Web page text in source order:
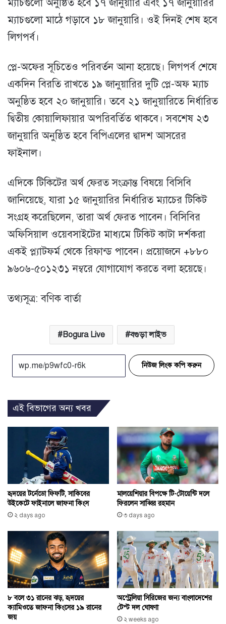
ম্যাচগুলো অনুষ্ঠিত হবে ১৭ জানুয়ারি এবং ১৭ জানুয়ারির
ম্যাচগুলো মাঠে গড়াবে ১৮ জানুয়ারি। ওই দিনই শেষ হবে
লিগপর্ব।
প্লে-অফের সূচিতেও পরিবর্তন আনা হয়েছে। লিগপর্ব শেষে
একদিন বিরতি রাখতে ১৯ জানুয়ারির দুটি প্লে-অফ ম্যাচ
অনুষ্ঠিত হবে ২০ জানুয়ারি। তবে ২১ জানুয়ারিতে নির্ধারিত
দ্বিতীয় কোয়ালিফায়ার অপরিবর্তিত থাকবে। সবশেষ ২৩
জানুয়ারি অনুষ্ঠিত হবে বিপিএলের দ্বাদশ আসরের
ফাইনাল।
এদিকে টিকিটের অর্থ ফেরত সংক্রান্ত বিষয়ে বিসিবি
জানিয়েছে, যারা ১৫ জানুয়ারির নির্ধারিত ম্যাচের টিকিট
সংগ্রহ করেছিলেন, তারা অর্থ ফেরত পাবেন। বিসিবির
অফিসিয়াল ওয়েবসাইটের মাধ্যমে টিকিট কাটা দর্শকরা
একই প্ল্যাটফর্ম থেকে রিফান্ড পাবেন। প্রয়োজনে +৮৮০
৯৬০৬-৫০১২৩১ নম্বরে যোগাযোগ করতে বলা হয়েছে।
তথ্যসূত্র: বণিক বার্তা
Bogura Live বগুড়া লাইভ
নিউজ লিংক কপি করুন
এই বিভাগের অন্য খবর
হৃদয়ের টর্নেডো ফিফটি, সাকিবের
উইকেটে ফাইনালে জাফনা কিংস
২ days ago
মালয়েশিয়ার বিপক্ষে টি-টোয়েন্টি দলে
ফিরলেন সাব্বির রহমান
৩ days ago
৮ বলে ৩১ রানের ঝড়, হৃদয়ের
ক্যামিওতে জাফনা কিংসের ১৯ রানের
জয়
অস্ট্রেলিয়া সিরিজের জন্য বাংলাদেশের
টেস্ট দল ঘোষণা
২ weeks ago